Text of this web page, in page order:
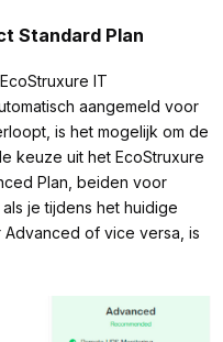
Standard Plan
IT
aangemeld voor
is het mogelijk om de
keuze uit het EcoStruxure
Plan, beiden voor
je tijdens het huidige
Advanced of vice versa, is